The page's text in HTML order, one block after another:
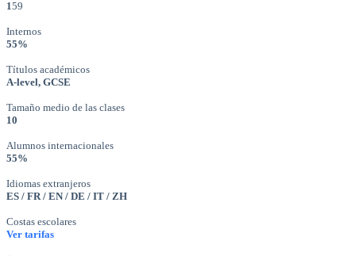
159
Internos
55%
Títulos académicos
A-level, GCSE
Tamaño medio de las clases
10
Alumnos internacionales
55%
Idiomas extranjeros
ES / FR / EN / DE / IT / ZH
Costas escolares
Ver tarifas